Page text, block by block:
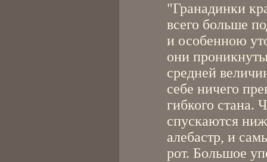
"Гранадинки
всего больше
и особенною
они
средней
себе ничего
гибкого стана.
спускаются
алебастр, и
рот. Большое